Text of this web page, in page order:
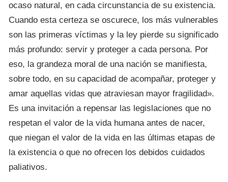
ocaso natural, en cada circunstancia de su existencia.
Cuando esta certeza se oscurece, los más vulnerables
son las primeras víctimas y la ley pierde su significado
más profundo: servir y proteger a cada persona. Por
eso, la grandeza moral de una nación se manifiesta,
sobre todo, en su capacidad de acompañar, proteger y
amar aquellas vidas que atraviesan mayor fragilidad».
Es una invitación a repensar las legislaciones que no
respetan el valor de la vida humana antes de nacer,
que niegan el valor de la vida en las últimas etapas de
la existencia o que no ofrecen los debidos cuidados
paliativos.